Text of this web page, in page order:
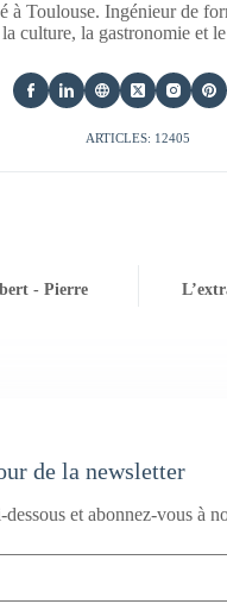
à Toulouse. Ingénieur de
culture, la gastronomie et
ARTICLES: 12405
- Pierre
de la newsletter
et abonnez-vous à